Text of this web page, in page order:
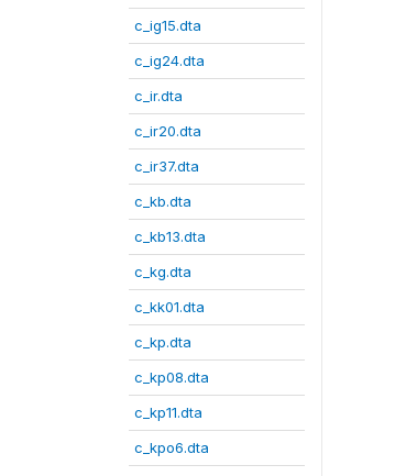
c_ig15.dta
c_ig24.dta
c_ir.dta
c_ir20.dta
c_ir37.dta
c_kb.dta
c_kb13.dta
c_kg.dta
c_kk01.dta
c_kp.dta
c_kp08.dta
c_kp11.dta
c_kpo6.dta